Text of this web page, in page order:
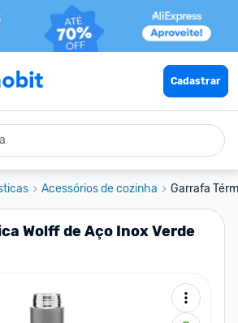
Cadastrar
Acessórios de cozinha Garrafa
Wolff de Aço Inox Verde